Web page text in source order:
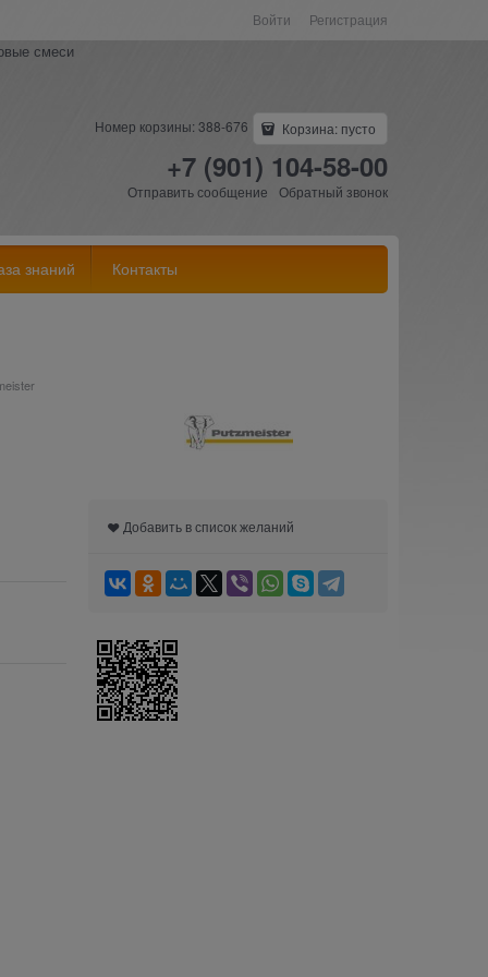
Войти Регистрация
смеси
Номер корзины: 388-676 Корзина: пусто
+7 (901) 104-58-00
Отправить сообщение Обратный звонок
знаний Контакты
Добавить в список желаний